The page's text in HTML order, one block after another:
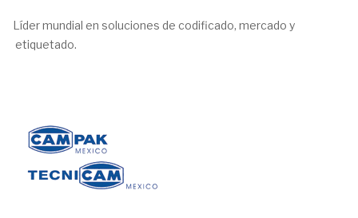
Líder mundial en soluciones de codificado, mercado y
etiquetado.